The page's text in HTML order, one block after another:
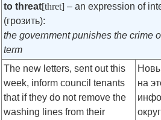
to threat[thret] – an expression of
(грозить):
the government punishes the crime
term
The new letters, sent out this
week, inform council tenants
that if they do not remove the
washing lines from their
на